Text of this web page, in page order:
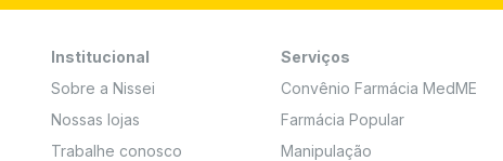
Institucional
Sobre a Nissei
Nossas lojas
Trabalhe conosco
Serviços
Convênio Farmácia MedME
Farmácia Popular
Manipulação